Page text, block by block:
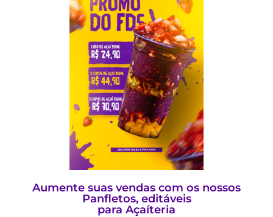
Aumente suas vendas com os nossos
Panfletos, editáveis
para Açaíteria